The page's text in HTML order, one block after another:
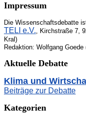
Impressum
Die Wissenschaftsdebatte
TELI e.V., Kirchstraße 7,
Kral)
Redaktion: Wolfgang
Aktuelle Debatte
Klima und
Beiträge zur Debatte
Kategorien